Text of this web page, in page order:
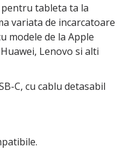
tableta ta la
variata de incarcatoare
modele de la Apple
Lenovo si alti
C, cu cablu detasabil